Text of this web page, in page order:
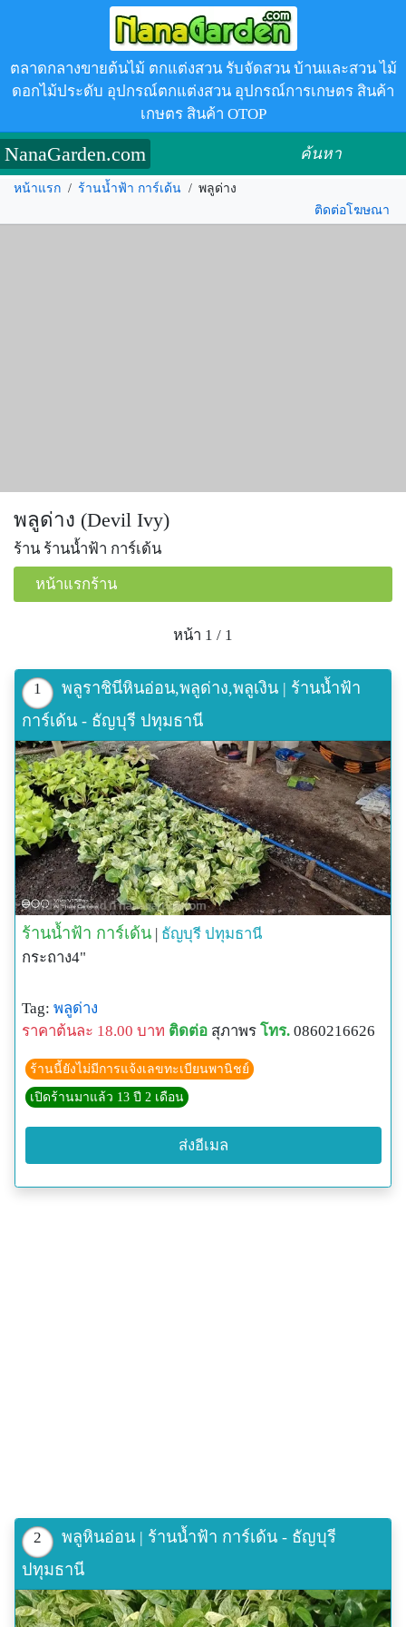
ตลาดกลางขายต้นไม้ ตกแต่งสวน รับจัดสวน บ้านและสวน ไม้
ดอกไม้ประดับ อุปกรณ์ตกแต่งสวน อุปกรณ์การเกษตร สินค้า
เกษตร สินค้า OTOP
NanaGarden.com ค้นหา
หน้าแรก / ร้านน้ำฟ้า การ์เด้น / พลูด่าง
ติดต่อโฆษณา
พลูด่าง (Devil Ivy)
ร้าน ร้านน้ำฟ้า การ์เด้น
หน้าแรกร้าน
หน้า 1 / 1
1
พลูราชินีหินอ่อน,พลูด่าง,พลูเงิน | ร้านน้ำฟ้า
การ์เด้น - ธัญบุรี ปทุมธานี
ร้านน้ำฟ้า การ์เด้น | ธัญบุรี ปทุมธานี
กระถาง4"
Tag: พลูด่าง
ราคาต้นละ 18.00 บาท ติดต่อ สุภาพร โทร. 0860216626
ร้านนี้ยังไม่มีการแจ้งเลขทะเบียนพานิชย์
เปิดร้านมาแล้ว 13 ปี 2 เดือน
ส่งอีเมล
2
พลูหินอ่อน | ร้านน้ำฟ้า การ์เด้น - ธัญบุรี
ปทุมธานี